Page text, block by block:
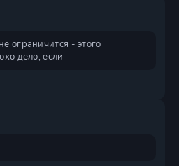
ограничится - этого
дело, если